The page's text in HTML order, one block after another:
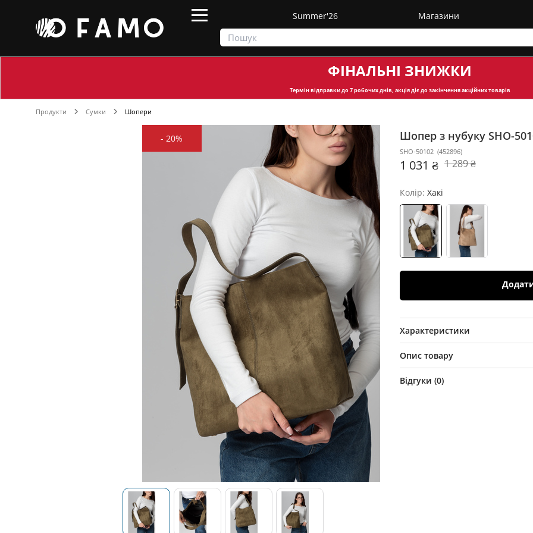
Summer'26 Магазини
ФІНАЛЬНІ ЗНИЖКИ
Термін відправкидо 7 робочих днів, акція діє до закінчення акційних товарів
Продукти Сумки Шопери
-20% Шопер з нубуку SHO-
SHO-50102 (452896)
1 031 ₴ 1 289 ₴
Колір: Хакі
Характеристики
Опис товару
Відгуки (0)